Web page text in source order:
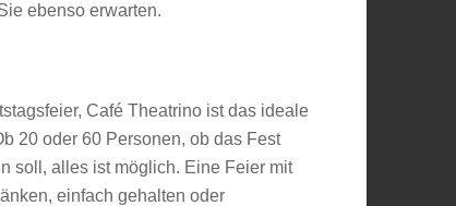
ebenso erwarten.
Café Theatrino ist das ideale
20 oder 60 Personen, ob das Fest
soll, alles ist möglich. Eine Feier mit
einfach gehalten oder